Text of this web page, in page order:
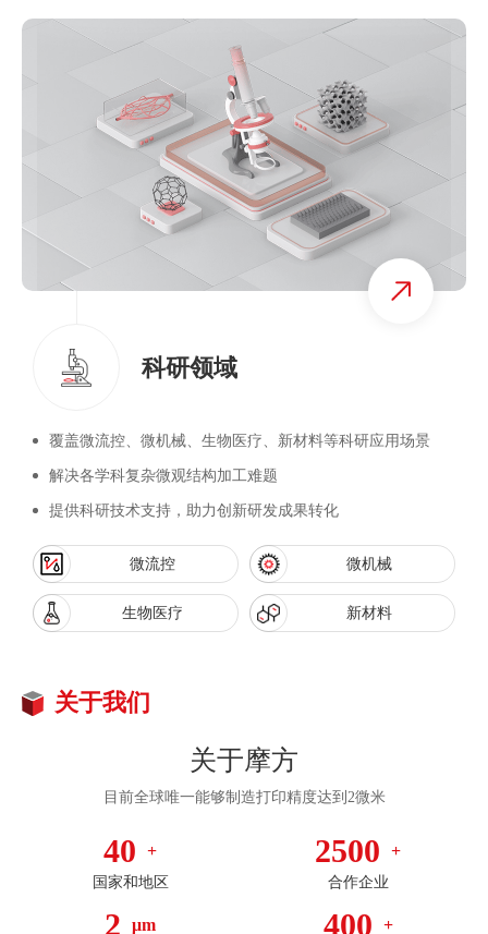
科研领域
覆盖微流控、微机械、生物医疗、新材料等科研应用场景
解决各学科复杂微观结构加工难题
提供科研技术支持，助力创新研发成果转化
微流控 微机械
生物医疗 新材料
关于我们
关于摩方
目前全球唯一能够制造打印精度达到2微米
40 +
国家和地区
2500 +
合作企业
2 μm 400 +